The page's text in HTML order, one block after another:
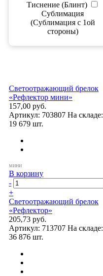
Тиснение (Блинт)
Сублимация
(Сублимация с 1ой
стороны)
Светоотражающий брелок
«Рефлектор мини»
157,00 руб.
Артикул: 703807 На складе:
19 679 шт.
В корзину
-
+
Светоотражающий брелок
«Рефлектор»
205,73 руб.
Артикул: 713707 На складе:
36 876 шт.